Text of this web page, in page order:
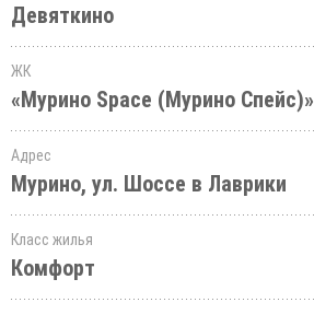
Девяткино
ЖК
«Мурино Space (Мурино Спейс)»
Адрес
Мурино, ул. Шоссе в Лаврики
Класс жилья
Комфорт